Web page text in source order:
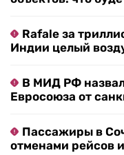
Rafale за
Индии целый
В МИД РФ
Евросоюза от
Пассажиры в
отменами рейсов